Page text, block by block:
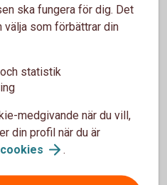
ska fungera för dig. Det
välja som förbättrar din
statistik
medgivande när du vill,
din profil när du är
cookies .